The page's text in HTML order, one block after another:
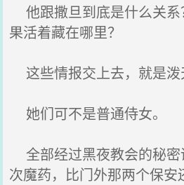
他跟撒旦到底是什么关系
果活着藏在哪里？
这些情报交上去，就是泼
她们可不是普通侍女。
全部经过黑夜教会的秘密
次魔药，比门外那两个保安